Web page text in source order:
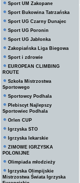
Sport UM Zakopane
Sport Bukowina Tatrzańska
Sport UG Czarny Dunajec
Sport UG Poronin
Sport UG Jabłonka
Zakopiańska Liga Biegowa
Sport i zdrowie
EUROPEAN CLIMBING
ROUTE
Szkoła Mistrzostwa
Sportowego
Sportowcy Podhala
Plebiscyt Najlepszy
Sportowiec Podhala
Orlen CUP
Igrzyska STO
Igrzyska lekarskie
ZIMOWE IGRZYSKA
POLONIJNE
Olimpiada młodzieży
Igrzyska Olimpijskie
Mistrzostwa Świata Igrzyska